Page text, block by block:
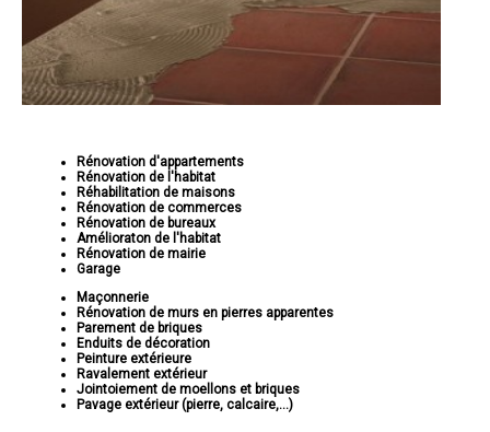
Rénovation d'appartements
Rénovation de l'habitat
Réhabilitation de maisons
Rénovation de commerces
Rénovation de bureaux
Amélioraton de l'habitat
Rénovation de mairie
Garage
Maçonnerie
Rénovation de murs en pierres apparentes
Parement de briques
Enduits de décoration
Peinture extérieure
Ravalement extérieur
Jointoiement de moellons et briques
Pavage extérieur (pierre, calcaire,...)